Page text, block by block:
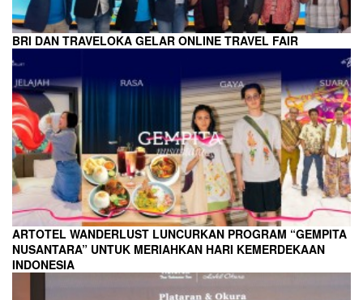
BRI DAN TRAVELOKA GELAR ONLINE TRAVEL FAIR
ARTOTEL WANDERLUST LUNCURKAN PROGRAM “GEMPITA
NUSANTARA” UNTUK MERIAHKAN HARI KEMERDEKAAN
INDONESIA